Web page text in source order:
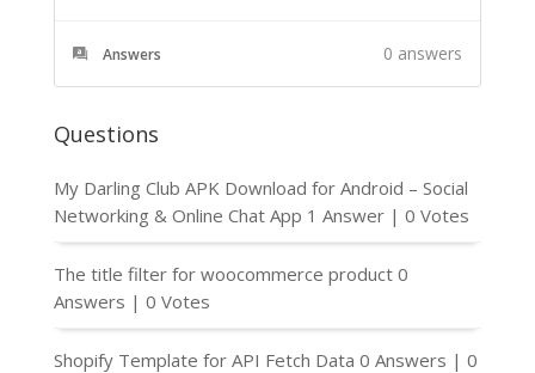
Answers 0 answers
Questions
My Darling Club APK Download for Android – Social
Networking & Online Chat App 1 Answer | 0 Votes
The title filter for woocommerce product 0
Answers | 0 Votes
Shopify Template for API Fetch Data 0 Answers | 0